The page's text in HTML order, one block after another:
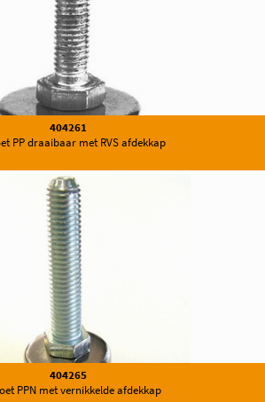
404261
PP draaibaar met RVS afdekkap
404265
PPN met vernikkelde afdekkap